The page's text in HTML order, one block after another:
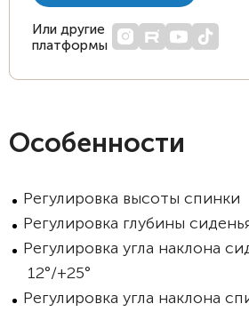
Или другие
платформы
Особенности
Регулировка высоты спинки
Регулировка глубины
Регулировка угла наклона
12°/+25°
Регулировка угла наклона